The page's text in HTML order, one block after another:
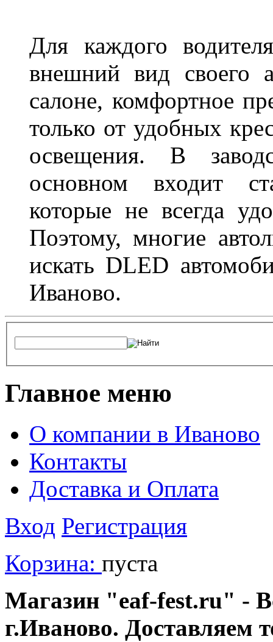
Для каждого
внешний вид своего
салоне, комфортное
только от удобных
освещения. В
основном входит
которые не всегда
Поэтому, многие
искать DLED
Иваново.
Главное меню
О компании в Иваново
Контакты
Доставка и Оплата
Вход Регистрация
Корзина: пуста
Магазин "eaf-fest.ru" -
г.Иваново. Доставляем